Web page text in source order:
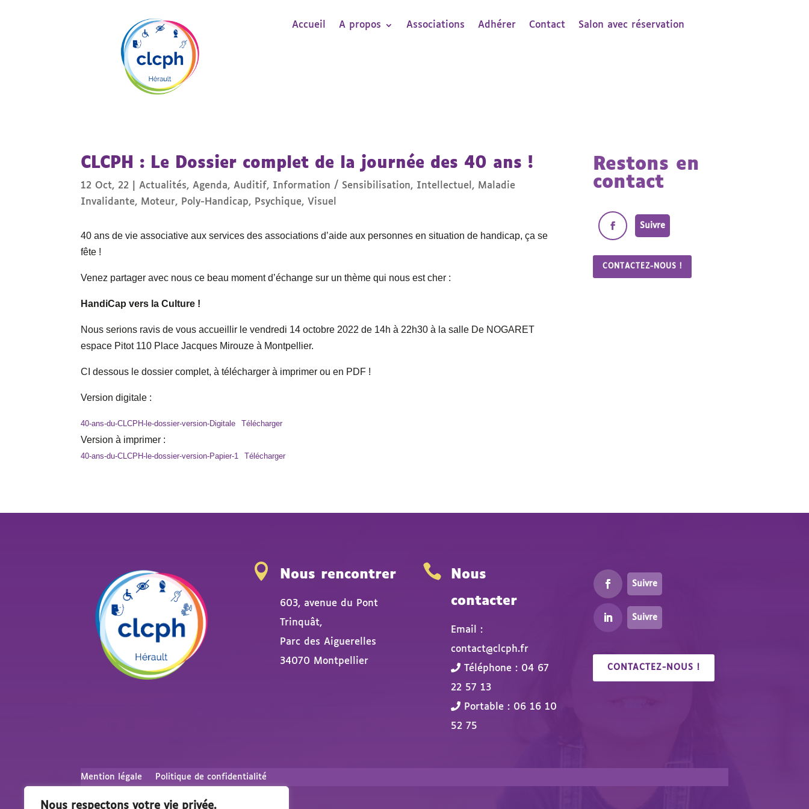
Nous respectons votre vie privée.
Accueil A propos Associations Adhérer Contact Salon avec réservation
CLCPH : Le Dossier complet de la journée des 40 ans !
12 Oct, 22 |Actualités,Agenda,Auditif, Information / Sensibilisation, Intellectuel , Maladie
Invalidante, Moteur, Poly-Handicap, Psychique, Visuel
40 ans de vie associative aux services des associations d’aide aux personnes en situation de handicap, ça se
fête !
Venez partager avec nous ce beau moment d’échange sur un thème qui nous est cher :
HandiCap vers la Culture !
Nous serions ravis de vous accueillir le vendredi 14 octobre 2022 de 14h à 22h30 à la salle De NOGARET
espace Pitot 110 Place Jacques Mirouze à Montpellier.
CI dessous le dossier complet, à télécharger à imprimer ou en PDF !
Version digitale :
40-ans-du-CLCPH-le-dossier-version-Digitale Télécharger
Version à imprimer :
40-ans-du-CLCPH-le-dossier-version-Papier-1 Télécharger
Restons en
contact
Suivre
CONTACTEZ-NOUS !
 Nous rencontrer
603, avenue du Pont
Trinquât,
Parc des Aiguerelles
34070 Montpellier

Nous
contacter
Email :
contact@clcph.fr
Téléphone : 04 67
22 57 13
Portable : 06 16 10
52 75
Suivre
Suivre
CONTACTEZ-NOUS !
Mention légale Politique de confidentialité